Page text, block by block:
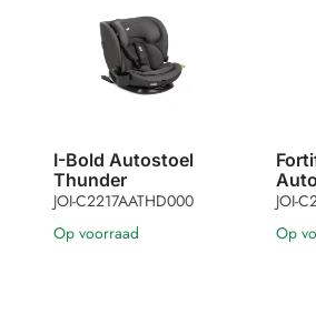
I-Bold Autostoel
Thunder
JOI-C2217AATHD000
Op voorraad
JOI-
Op